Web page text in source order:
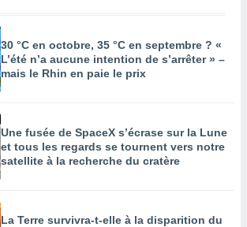
30 °C en octobre, 35 °C en septembre ? «
L’été n’a aucune intention de s’arrêter » –
mais le Rhin en paie le prix
Une fusée de SpaceX s’écrase sur la Lune
et tous les regards se tournent vers notre
satellite à la recherche du cratère
La Terre survivra-t-elle à la disparition du